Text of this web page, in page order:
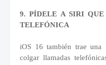
9. PÍDELE A SIRI
TELEFÓNICA
iOS 16 también trae
colgar llamadas